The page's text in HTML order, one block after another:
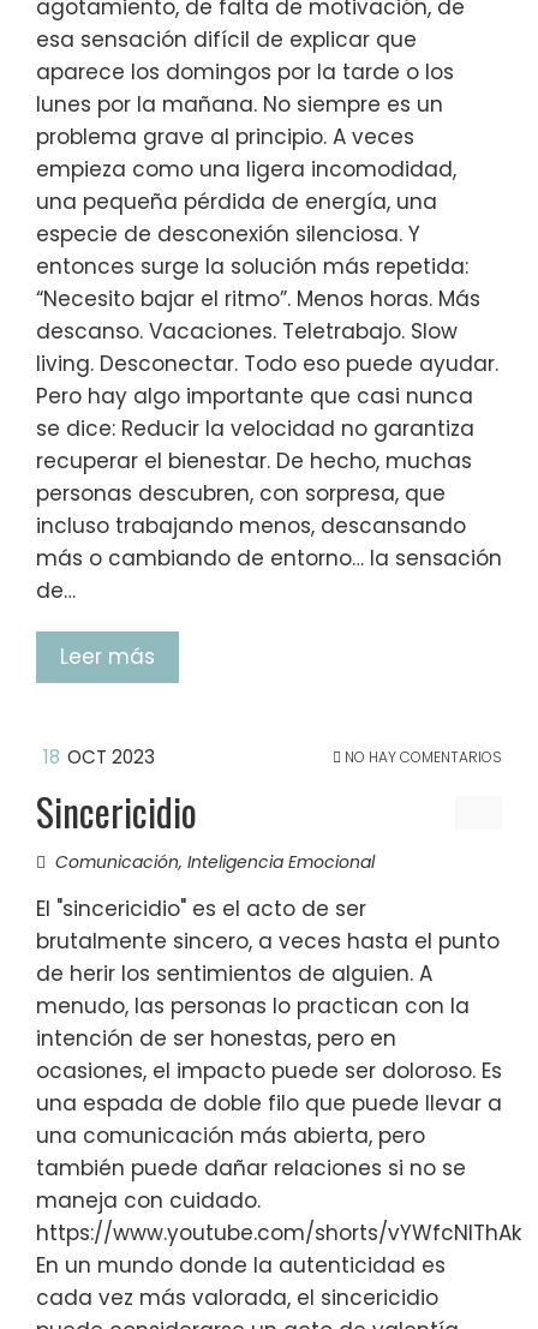
agotamiento, de falta de motivación, de
esa sensación difícil de explicar que
aparece los domingos por la tarde o los
lunes por la mañana. No siempre es un
problema grave al principio. A veces
empieza como una ligera incomodidad,
una pequeña pérdida de energía, una
especie de desconexión silenciosa. Y
entonces surge la solución más repetida:
“Necesito bajar el ritmo”. Menos horas. Más
descanso. Vacaciones. Teletrabajo. Slow
living. Desconectar. Todo eso puede ayudar.
Pero hay algo importante que casi nunca
se dice: Reducir la velocidad no garantiza
recuperar el bienestar. De hecho, muchas
personas descubren, con sorpresa, que
incluso trabajando menos, descansando
más o cambiando de entorno… la sensación
de…
Leer más
18 OCT 2023 NO HAY COMENTARIOS
Sincericidio
Comunicación, Inteligencia Emocional
El "sincericidio" es el acto de ser
brutalmente sincero, a veces hasta el punto
de herir los sentimientos de alguien. A
menudo, las personas lo practican con la
intención de ser honestas, pero en
ocasiones, el impacto puede ser doloroso. Es
una espada de doble filo que puede llevar a
una comunicación más abierta, pero
también puede dañar relaciones si no se
maneja con cuidado.
https://www.youtube.com/shorts/vYWfcNIThAk
En un mundo donde la autenticidad es
cada vez más valorada, el sincericidio